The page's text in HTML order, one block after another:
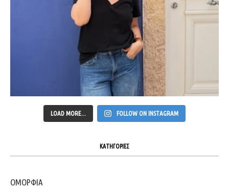
LOAD MORE... FOLLOW ON INSTAGRAM
ΚΑΤΗΓΟΡΙΕΣ
ΟΜΟΡΦΙΑ